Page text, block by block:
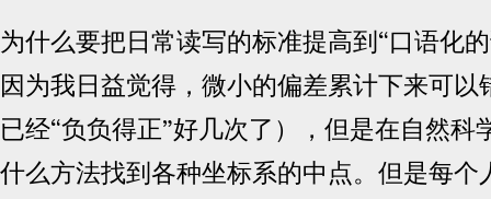
为什么要把日常读写的标准提高到“口语化
因为我日益觉得，微小的偏差累计下来可以
已经“负负得正”好几次了），但是在自然科
什么方法找到各种坐标系的中点。但是每个